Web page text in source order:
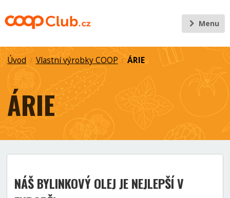
Menu
Úvod / Vlastní výrobky COOP / ÁRIE
ÁRIE
NÁŠ BYLINKOVÝ OLEJ JE NEJLEPŠÍ V